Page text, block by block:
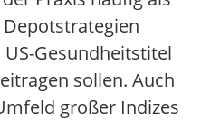
Gesundheitstitel
sollen. Auch
großer Indizes